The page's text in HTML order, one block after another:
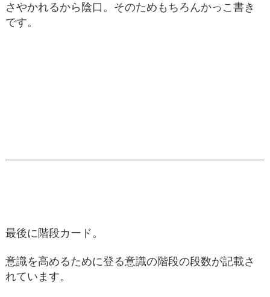
さやかれるから陰口。そのためもちろんかっこ書き
です。
最後に階段カード。
意識を高めるために登る意識の階段の段数が記載さ
れています。